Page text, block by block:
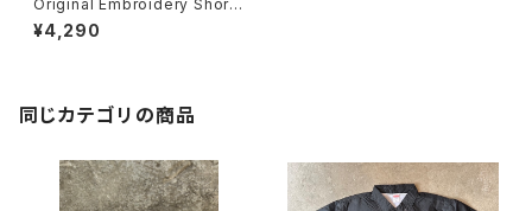
Original Embroidery Shorts
No.0003
¥4,290
同じカテゴリの商品